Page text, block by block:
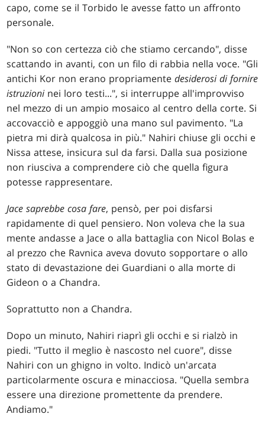
capo, come se il Torbido le avesse fatto un affronto
personale.
"Non so con certezza ciò che stiamo cercando", disse
scattando in avanti, con un filo di rabbia nella voce. "Gli
antichi Kor non erano propriamentedesiderosi di fornire
istruzioni nei loro testi...", si interruppe all'improvviso
nel mezzo di un ampio mosaico al centro della corte. Si
accovacciò e appoggiò una mano sul pavimento. "La
pietra mi dirà qualcosa in più." Nahiri chiuse gli occhi e
Nissa attese, insicura sul da farsi. Dalla sua posizione
non riusciva a comprendere ciò che quella figura
potesse rappresentare.
Jace saprebbe cosa fare, pensò, per poi disfarsi
rapidamente di quel pensiero. Non voleva che la sua
mente andasse a Jace o alla battaglia con Nicol Bolas e
al prezzo che Ravnica aveva dovuto sopportare o allo
stato di devastazione dei Guardiani o alla morte di
Gideon o a Chandra.
Soprattutto non a Chandra.
Dopo un minuto, Nahiri riaprì gli occhi e si rialzò in
piedi. "Tutto il meglio è nascosto nel cuore", disse
Nahiri con un ghigno in volto. Indicò un'arcata
particolarmente oscura e minacciosa. "Quella sembra
essere una direzione promettente da prendere.
Andiamo."